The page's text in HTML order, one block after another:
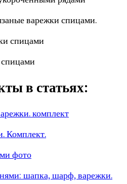
варежки спицами.
в статьях:
Комплект.
шапка, шарф, варежки.